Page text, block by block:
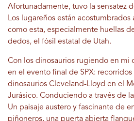
Afortunadamente, tuvo la sensatez
Los lugareños están acostumbrados
como esta, especialmente huellas
dedos, el fósil estatal de Utah.
Con los dinosaurios rugiendo en mi
en el evento final de SPX:
dinosaurios Cleveland-Lloyd en el
Jurásico. Conduciendo a través de la
Un paisaje austero y fascinante de
piñoneros, una puerta abierta